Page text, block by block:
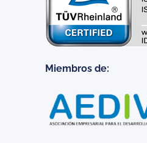
Miembros de: